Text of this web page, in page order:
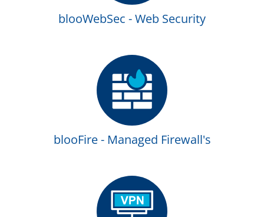
blooWebSec - Web Security
blooFire - Managed Firewall's